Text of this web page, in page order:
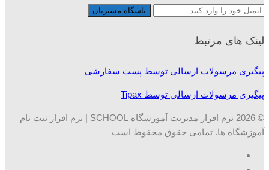
لینک های مرتبط
پیگیری مرسولات ارسالی توسط پست سفارشی
پیگیری مرسولات ارسالی توسط Tipax
© 2026 نرم افزار مدیریت آموزشگاه SCHOOL | نرم افزار ثبت نام
آموزشگاه ها. تمامی حقوق محفوظ است